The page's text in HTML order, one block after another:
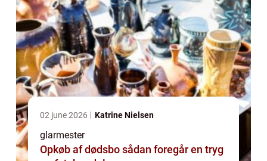
02 june 2026 Katrine Nielsen
glarmester
Opkøb af dødsbo sådan foregår en tryg